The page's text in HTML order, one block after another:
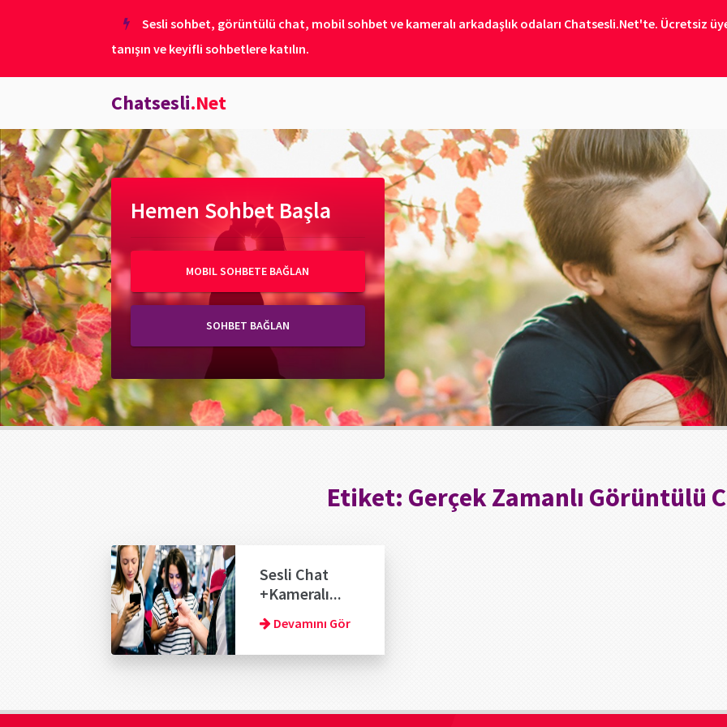
Sesli sohbet, görüntülü chat, mobil sohbet ve kameralı arkadaşlık odaları Chatsesli.Net'te. Ücretsiz
tanışın ve keyifli sohbetlere katılın.
Chatsesli.Net
Hemen Sohbet Başla
MOBIL SOHBETE BAĞLAN
SOHBET BAĞLAN
Etiket: Gerçek Zamanlı Görüntülü
Sesli Chat
+Kameralı...
Devamını Gör